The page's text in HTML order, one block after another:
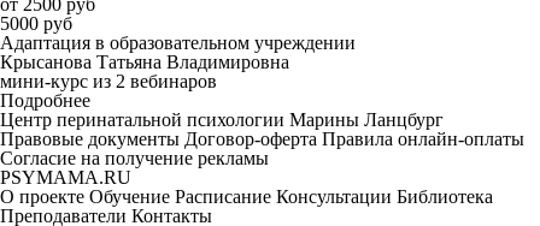
от 2500 руб
5000 руб
Адаптация в образовательном учреждении
Крысанова Татьяна Владимировна
мини-курс из 2 вебинаров
Подробнее
Центр перинатальной психологии Марины Ланцбург
Правовые документы Договор-оферта Правила онлайн-оплаты
Согласие на получение рекламы
PSYMAMA.RU
О проекте Обучение Расписание Консультации Библиотека
Преподаватели Контакты